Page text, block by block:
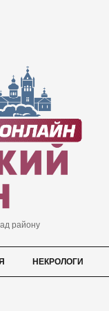
району
НЕКРОЛОГИ